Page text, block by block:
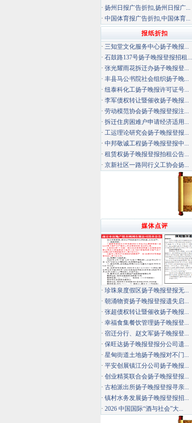
· 扬州日报广告折扣,扬州日报广...
· 中国体育报广告折扣,中国体育...
报纸折扣
· 三知堂文化服务中心扬子晚报...
· 石鼓路137号扬子晚报登报招租...
· 张光耀雨花拆迁办扬子晚报登...
· 丰县马公书院社会组织扬子晚...
· 纽泰科化工扬子晚报许可证号...
· 李军债权转让暨催收扬子晚报...
· 劳动模范协会扬子晚报登报注...
· 拆迁住房困难户申请经济适用...
· 工运理论研究会扬子晚报登报...
· 中邦敬诚工程扬子晚报登报中...
· 租赁权扬子晚报登报拍租公告...
· 京新社区一路同行义工协会扬...
媒体点评
· 珍珠泉度假区扬子晚报登报无...
· 朝涌物资扬子晚报登报遗失启...
· 张超债权转让暨催收扬子晚报...
· 幸福食集餐饮管理扬子晚报登...
· 宿迁分行、赵文军扬子晚报登...
· 保旺达扬子晚报登报分公司遗...
· 星甸街道土地扬子晚报对不门...
· 平安创展镇江分公司扬子晚报...
· 创业精英联合会扬子晚报登报...
· 古柏派出所扬子晚报登报寻亲...
· 镇村水务发展扬子晚报登报招...
· 2026 中国国际“酒与社会”大...